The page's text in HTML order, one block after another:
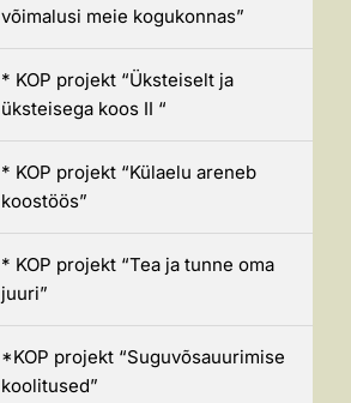
võimalusi meie kogukonnas”
* KOP projekt “Üksteiselt ja
üksteisega koos II “
* KOP projekt “Külaelu areneb
koostöös”
* KOP projekt “Tea ja tunne oma
juuri”
*KOP projekt “Suguvõsauurimise
koolitused”